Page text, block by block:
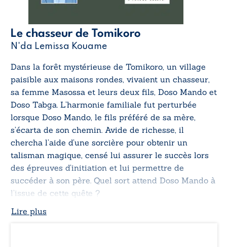
Le chasseur de Tomikoro
N'da Lemissa Kouame
Dans la forêt mystérieuse de Tomikoro, un village
paisible aux maisons rondes, vivaient un chasseur,
sa femme Masossa et leurs deux fils, Doso Mando et
Doso Tabga. L’harmonie familiale fut perturbée
lorsque Doso Mando, le fils préféré de sa mère,
s’écarta de son chemin. Avide de richesse, il
chercha l’aide d’une sorcière pour obtenir un
talisman magique, censé lui assurer le succès lors
des épreuves d’initiation et lui permettre de
succéder à son père. Quel sort attend Doso Mando à
l’issue de cette quête ?
Lire plus